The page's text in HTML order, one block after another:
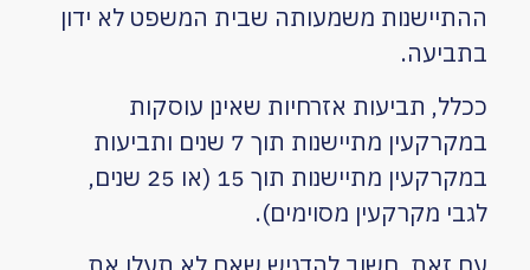
ההתיישנות משמעותה שבית המשפט לא ידון
בתביעה.
ככלל, תביעות אזרחיות שאינן עוסקות
במקרקעין מתיישנות תוך 7 שנים ותביעות
במקרקעין מתיישנות תוך 15 (או 25 שנים,
לגבי מקרקעין מסוימים).